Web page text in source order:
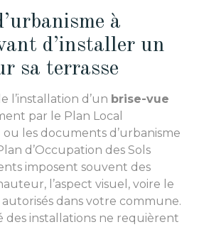
à
d’installer un
sa terrasse
l’installation d’un brise-vue
par le Plan Local
ou les documents d’urbanisme
d’Occupation des Sols
imposent souvent des
l’aspect visuel, voire le
dans votre commune.
des installations ne requièrent